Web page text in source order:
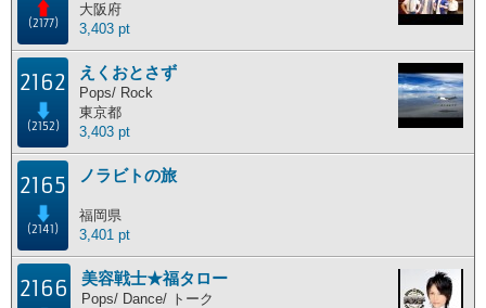
近畿地方 九州地方
海外
(2177)
大阪府
3,403 pt
2162
(2152)
えくおとさず
Pops/ Rock
東京都
3,403 pt
2165
(2141)
ノラビトの旅
福岡県
3,401 pt
2166 美容戦士★福タロー
Pops/ Dance/ トーク